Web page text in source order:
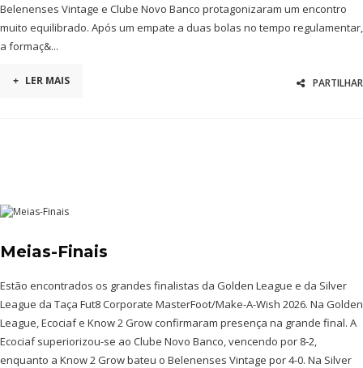
Belenenses Vintage e Clube Novo Banco protagonizaram um encontro
muito equilibrado. Após um empate a duas bolas no tempo regulamentar,
a formaç&...
+ LER MAIS PARTILHAR
Meias-Finais
Estão encontrados os grandes finalistas da Golden League e da Silver
League da Taça Fut8 Corporate MasterFoot/Make-A-Wish 2026. Na Golden
League, Ecociaf e Know 2 Grow confirmaram presença na grande final. A
Ecociaf superiorizou-se ao Clube Novo Banco, vencendo por 8-2,
enquanto a Know 2 Grow bateu o Belenenses Vintage por 4-0. Na Silver